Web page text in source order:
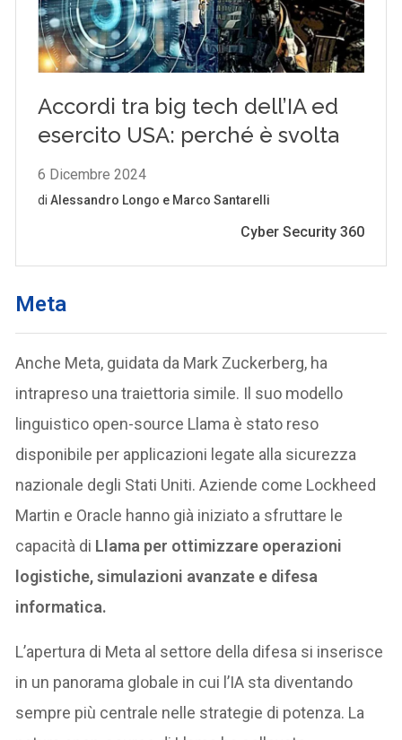
Meta
Anche Meta, guidata da Mark Zuckerberg, ha
intrapreso una traiettoria simile. Il suo modello
linguistico open-source Llama è stato reso
disponibile per applicazioni legate alla sicurezza
nazionale degli Stati Uniti. Aziende come Lockheed
Martin e Oracle hanno già iniziato a sfruttare le
capacità di Llama per ottimizzare operazioni
logistiche, simulazioni avanzate e difesa
informatica.
L’apertura di Meta al settore della difesa si inserisce
in un panorama globale in cui l’IA sta diventando
sempre più centrale nelle strategie di potenza. La